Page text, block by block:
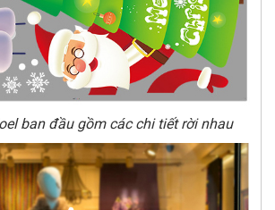
ban đầu gồm các chi tiết rời nhau